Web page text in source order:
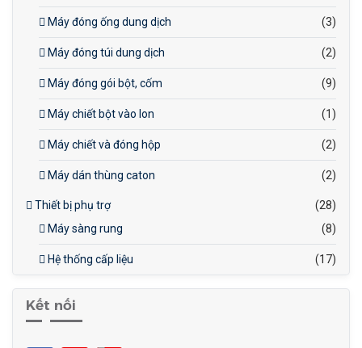
Máy đóng ống dung dịch (3)
Máy đóng túi dung dịch (2)
Máy đóng gói bột, cốm (9)
Máy chiết bột vào lon (1)
Máy chiết và đóng hộp (2)
Máy dán thùng caton (2)
Thiết bị phụ trợ
(28)
Máy sàng rung
(8)
Hệ thống cấp liệu (17)
Kết nối